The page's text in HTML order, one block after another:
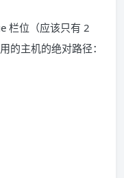
栏位（应该只有 2
的主机的绝对路径：